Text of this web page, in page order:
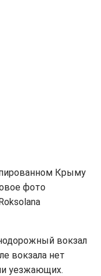
Крыму
фото
вокзал
вокзала нет
уезжающих.